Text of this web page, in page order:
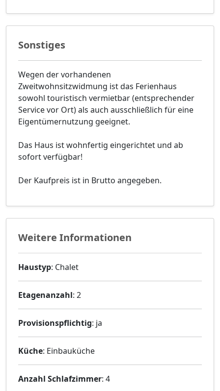
Sonstiges
Wegen der vorhandenen
Zweitwohnsitzwidmung ist das Ferienhaus
sowohl touristisch vermietbar (entsprechender
Service vor Ort) als auch ausschließlich für eine
Eigentümernutzung geeignet.
Das Haus ist wohnfertig eingerichtet und ab
sofort verfügbar!
Der Kaufpreis ist in Brutto angegeben.
Weitere Informationen
Haustyp: Chalet
Etagenanzahl: 2
Provisionspflichtig: ja
Küche: Einbauküche
Anzahl Schlafzimmer: 4